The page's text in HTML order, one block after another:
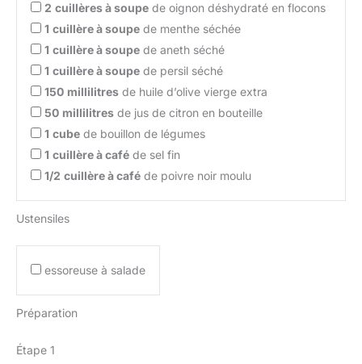
2 cuillères à soupe de oignon déshydraté en flocons
1 cuillère à soupe de menthe séchée
1 cuillère à soupe de aneth séché
1 cuillère à soupe de persil séché
150 millilitres de huile d’olive vierge extra
50 millilitres de jus de citron en bouteille
1 cube de bouillon de légumes
1 cuillère à café de sel fin
1/2 cuillère à café de poivre noir moulu
Ustensiles
essoreuse à salade
Préparation
Étape 1